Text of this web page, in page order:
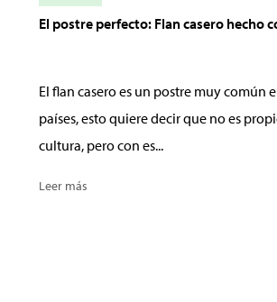
El postre perfecto: Flan casero hecho
El flan casero es un postre muy común
países, esto quiere decir que no es
cultura, pero con es...
Leer más